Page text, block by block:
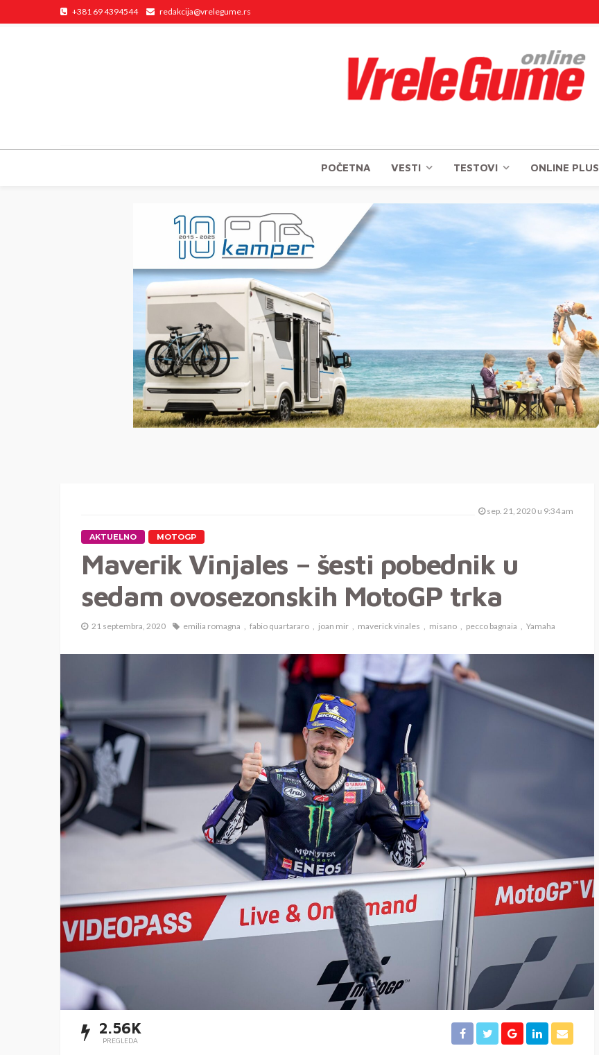
+381 69 4394544 redakcija@vrelegume.rs
POČETNA VESTI TESTOVI ONLINE PLUS
sep. 21, 2020 u 9:34 am
AKTUELNO MOTOGP
Maverik Vinjales – šesti pobednik u
sedam ovosezonskih MotoGP trka
21 septembra, 2020 emilia romagna fabio quartararo joan mir maverick vinales misano pecco bagnaia Yamaha
2.56K
PREGLEDA